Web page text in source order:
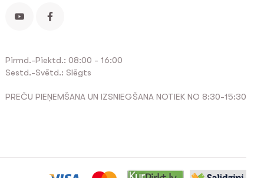
Pirmd.-Piektd.: 08:00 - 16:00
Sestd.-Svētd.: Slēgts
PREČU PIEŅEMŠANA UN IZSNIEGŠANA NOTIEK NO 8:30-15:30